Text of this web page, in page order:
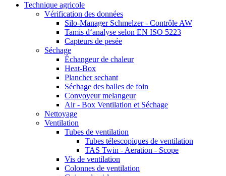
Technique agricole
Vérification des données
Silo-Manager Schmelzer - Contrôle AW
Tamis d‘analyse selon EN ISO 5223
Capteurs de pesée
Séchage
Échangeur de chaleur
Heat-Box
Plancher sechant
Séchage des balles de foin
Convoyeur melangeur
Air - Box Ventilation et Séchage
Nettoyage
Ventilation
Tubes de ventilation
Tubes télescopiques de ventilation
TAS Twin - Aeration - Scope
Vis de ventilation
Colonnes de ventilation